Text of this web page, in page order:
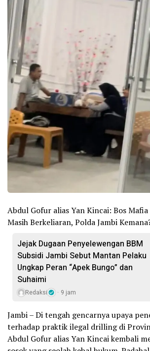
Abdul Gofur alias Yan Kincai: Bos
Masih Berkeliaran, Polda Jambi
Jejak Dugaan Penyelewengan BBM
Subsidi Jambi Sebut Mantan Pelaku
Ungkap Peran “Apek Bungo” dan
Suhaimi
Redaksi 9 jam
Jambi – Di tengah gencarnya upaya
terhadap praktik ilegal drilling di
Abdul Gofur alias Yan Kincai kembali